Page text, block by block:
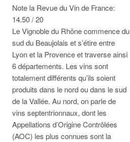
Note la Revue du Vin de France:
14.50 / 20
Le Vignoble du Rhône commence du
sud du Beaujolais et s’étire entre
Lyon et la Provence et traverse ainsi
6 départements. Les vins sont
totalement différents qu’ils soient
produits dans le nord ou dans le sud
de la Vallée. Au nord, on parle de
vins septentrionnaux, dont les
Appellations d’Origine Contrôlées
(AOC) les plus connues sont la